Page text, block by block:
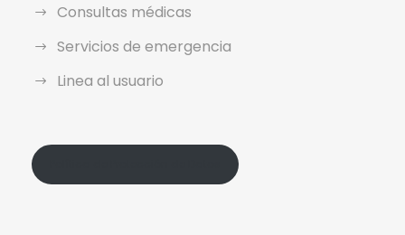
Consultas médicas
Servicios de emergencia
Linea al usuario